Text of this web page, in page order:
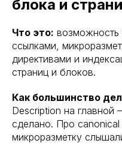
блока и
Что это: возможность
ссылками,
директивами и
страниц и блоков.
Как большинство
Description на главной
сделано. Про
микроразметку